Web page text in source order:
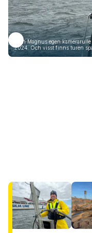
Från Magnus egen
2024. Och visst finns turen